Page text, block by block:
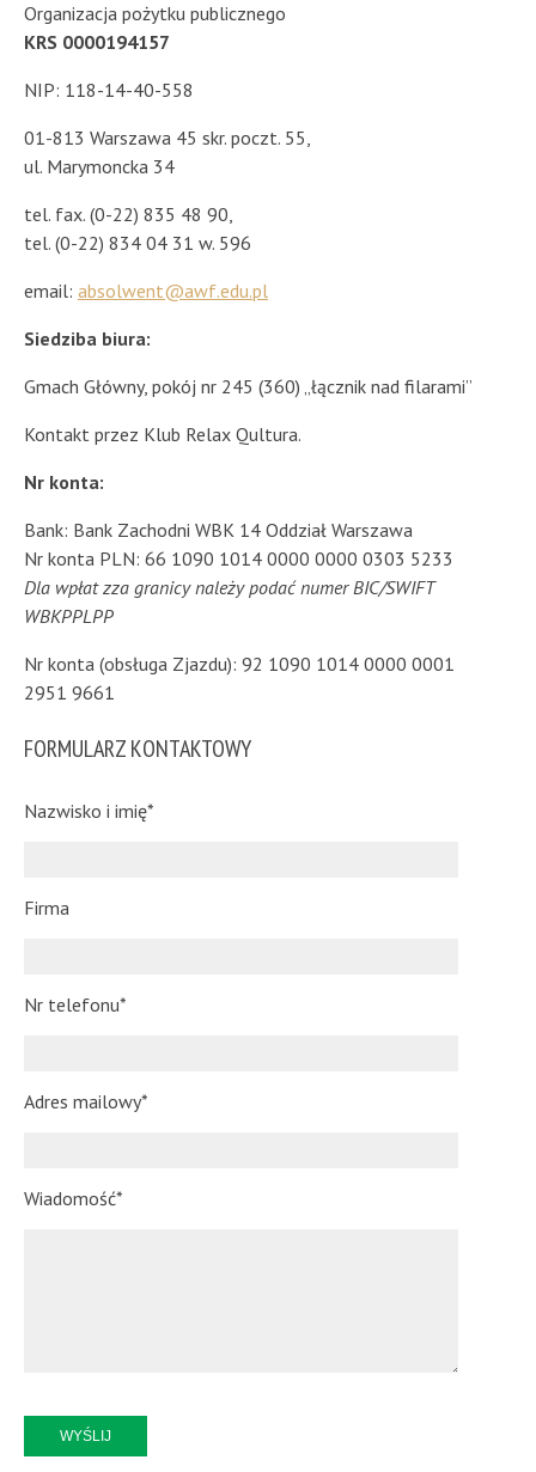
Organizacja pożytku publicznego
KRS 0000194157
NIP: 118-14-40-558
01-813 Warszawa 45 skr. poczt. 55,
ul. Marymoncka 34
tel. fax. (0-22) 835 48 90,
tel. (0-22) 834 04 31 w. 596
email: absolwent@awf.edu.pl
Siedziba biura:
Gmach Główny, pokój nr 245 (360) „łącznik nad filarami”
Kontakt przez Klub Relax Qultura.
Nr konta:
Bank: Bank Zachodni WBK 14 Oddział Warszawa
Nr konta PLN: 66 1090 1014 0000 0000 0303 5233
Dla wpłat zza granicy należy podać numer BIC/SWIFT
WBKPPLPP
Nr konta (obsługa Zjazdu): 92 1090 1014 0000 0001
2951 9661
FORMULARZ KONTAKTOWY
Nazwisko i imię*
Firma
Nr telefonu*
Adres mailowy*
Wiadomość*
WYŚLIJ